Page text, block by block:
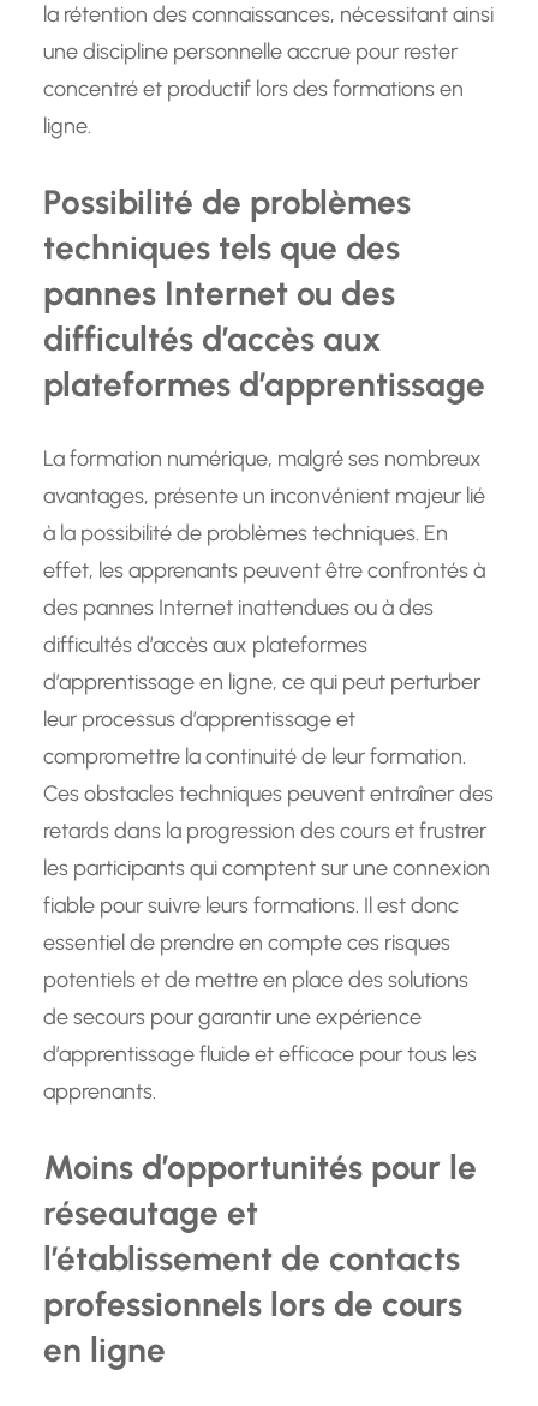
la rétention des connaissances, nécessitant ainsi
une discipline personnelle accrue pour rester
concentré et productif lors des formations en
ligne.
Possibilité de problèmes
techniques tels que des
pannes Internet ou des
difficultés d’accès aux
plateformes d’apprentissage
La formation numérique, malgré ses nombreux
avantages, présente un inconvénient majeur lié
à la possibilité de problèmes techniques. En
effet, les apprenants peuvent être confrontés à
des pannes Internet inattendues ou à des
difficultés d’accès aux plateformes
d’apprentissage en ligne, ce qui peut perturber
leur processus d’apprentissage et
compromettre la continuité de leur formation.
Ces obstacles techniques peuvent entraîner des
retards dans la progression des cours et frustrer
les participants qui comptent sur une connexion
fiable pour suivre leurs formations. Il est donc
essentiel de prendre en compte ces risques
potentiels et de mettre en place des solutions
de secours pour garantir une expérience
d’apprentissage fluide et efficace pour tous les
apprenants.
Moins d’opportunités pour le
réseautage et
l’établissement de contacts
professionnels lors de cours
en ligne